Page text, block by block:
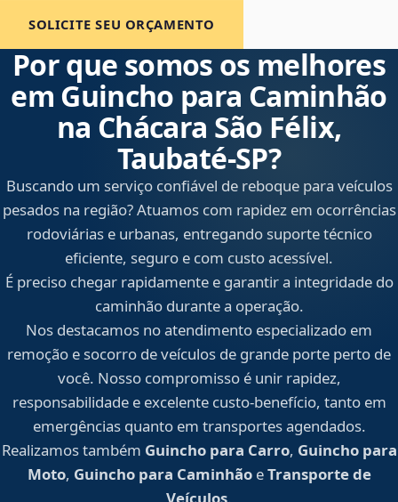
SOLICITE SEU ORÇAMENTO
Por que somos os melhores
em Guincho para Caminhão
na Chácara São Félix,
Taubaté‑SP?
Buscando um serviço confiável de reboque para veículos
pesados na região? Atuamos com rapidez em ocorrências
rodoviárias e urbanas, entregando suporte técnico
eficiente, seguro e com custo acessível.
É preciso chegar rapidamente e garantir a integridade do
caminhão durante a operação.
Nos destacamos no atendimento especializado em
remoção e socorro de veículos de grande porte perto de
você. Nosso compromisso é unir rapidez,
responsabilidade e excelente custo-benefício, tanto em
emergências quanto em transportes agendados.
Realizamos também Guincho para Carro, Guincho para
Moto, Guincho para CaminhãoeTransporte de